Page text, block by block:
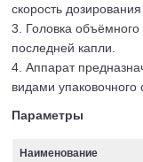
скорость
3. Головка
последней капли.
4. Аппарат
видами упаковочного
Параметры
Наименование